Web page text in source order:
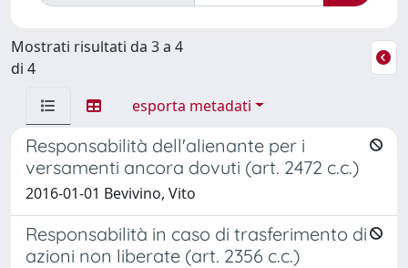
Mostrati risultati da 3 a 4
di 4
esporta metadati
Responsabilità dell'alienante per i
versamenti ancora dovuti (art. 2472 c.c.)
2016-01-01 Bevivino, Vito
Responsabilità in caso di trasferimento di
azioni non liberate (art. 2356 c.c.)